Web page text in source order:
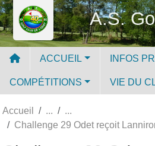
A.S.
ACCUEIL INFOS
COMPÉTITIONS VIE DU
Accueil
Challenge 29 Odet reçoit
Panneau de gestion des cookies